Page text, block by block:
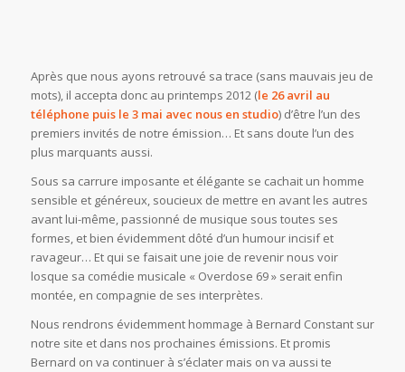
Après que nous ayons retrouvé sa trace (sans mauvais jeu de
mots), il accepta donc au printemps 2012 (le 26 avril au
téléphone puis le 3 mai avec nous en studio) d’être l’un des
premiers invités de notre émission… Et sans doute l’un des
plus marquants aussi.
Sous sa carrure imposante et élégante se cachait un homme
sensible et généreux, soucieux de mettre en avant les autres
avant lui-même, passionné de musique sous toutes ses
formes, et bien évidemment dôté d’un humour incisif et
ravageur… Et qui se faisait une joie de revenir nous voir
losque sa comédie musicale « Overdose 69 » serait enfin
montée, en compagnie de ses interprètes.
Nous rendrons évidemment hommage à Bernard Constant sur
notre site et dans nos prochaines émissions. Et promis
Bernard on va continuer à s’éclater mais on va aussi te